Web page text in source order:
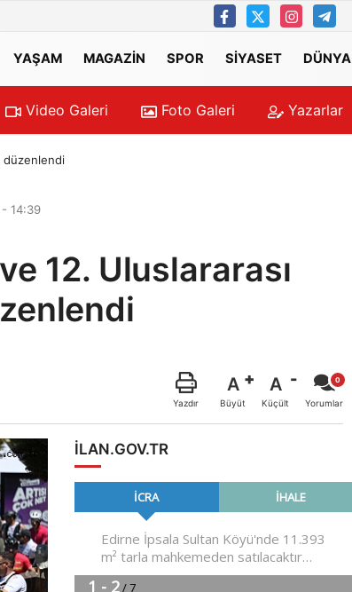
YAŞAM MAGAZİN SPOR SİYASET DÜNYA
Edirne'de otluk alanda çıkan yangın söndürüldü
Video Galeri Foto Galeri Yazarlar
düzenlendi
- 14:39
12. Uluslararası
Yazdır
A
Büyüt
A
Küçült Yorumlar
ILAN.GOV.TR